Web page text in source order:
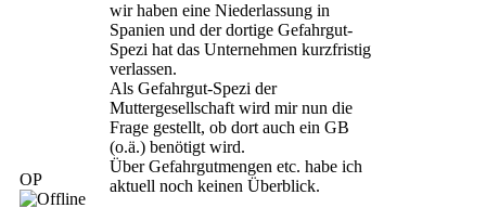
OP
wir haben eine Niederlassung in
Spanien und der dortige Gefahrgut-
Spezi hat das Unternehmen kurzfristig
verlassen.
Als Gefahrgut-Spezi der
Muttergesellschaft wird mir nun die
Frage gestellt, ob dort auch ein GB
(o.ä.) benötigt wird.
Über Gefahrgutmengen etc. habe ich
aktuell noch keinen Überblick.